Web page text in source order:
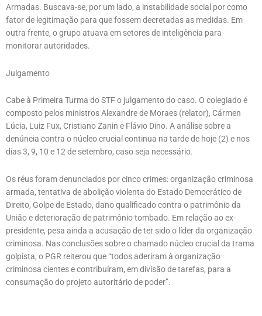
Armadas. Buscava-se, por um lado, a instabilidade social por como
fator de legitimação para que fossem decretadas as medidas. Em
outra frente, o grupo atuava em setores de inteligência para
monitorar autoridades.
Julgamento
Cabe à Primeira Turma do STF o julgamento do caso. O colegiado é
composto pelos ministros Alexandre de Moraes (relator), Cármen
Lúcia, Luiz Fux, Cristiano Zanin e Flávio Dino. A análise sobre a
denúncia contra o núcleo crucial continua na tarde de hoje (2) e nos
dias 3, 9, 10 e 12 de setembro, caso seja necessário.
Os réus foram denunciados por cinco crimes: organização criminosa
armada, tentativa de abolição violenta do Estado Democrático de
Direito, Golpe de Estado, dano qualificado contra o patrimônio da
União e deterioração de patrimônio tombado. Em relação ao ex-
presidente, pesa ainda a acusação de ter sido o líder da organização
criminosa. Nas conclusões sobre o chamado núcleo crucial da trama
golpista, o PGR reiterou que “todos aderiram à organização
criminosa cientes e contribuíram, em divisão de tarefas, para a
consumação do projeto autoritário de poder”.